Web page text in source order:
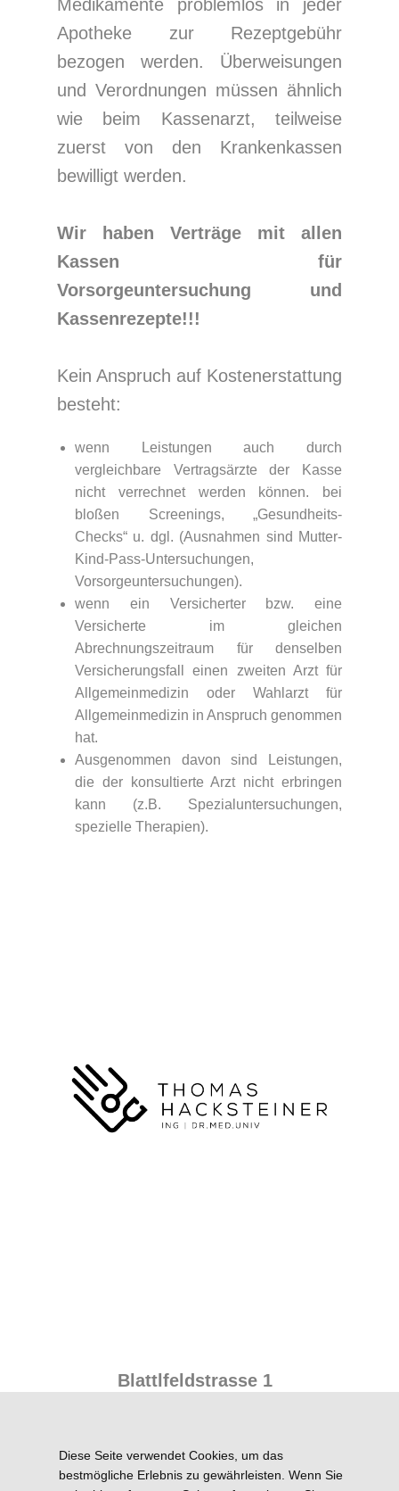
Medikamente problemlos in jeder
Apotheke zur Rezeptgebühr
bezogen werden. Überweisungen
und Verordnungen müssen ähnlich
wie beim Kassenarzt, teilweise
zuerst von den Krankenkassen
bewilligt werden.
Wir haben Verträge mit allen
Kassen für
Vorsorgeuntersuchung und
Kassenrezepte!!!
Kein Anspruch auf Kostenerstattung
besteht:
wenn Leistungen auch durch
vergleichbare Vertragsärzte der Kasse
nicht verrechnet werden können. bei
bloßen Screenings, „Gesundheits-
Checks“ u. dgl. (Ausnahmen sind Mutter-
Kind-Pass-Untersuchungen,
Vorsorgeuntersuchungen).
wenn ein Versicherter bzw. eine
Versicherte im gleichen
Abrechnungszeitraum für denselben
Versicherungsfall einen zweiten Arzt für
Allgemeinmedizin oder Wahlarzt für
Allgemeinmedizin in Anspruch genommen
hat.
Ausgenommen davon sind Leistungen,
die der konsultierte Arzt nicht erbringen
kann (z.B. Spezialuntersuchungen,
spezielle Therapien).
Blattlfeldstrasse 1
Fax.: +43(0)6582/73343-4
Diese Seite verwendet Cookies, um das
bestmögliche Erlebnis zu gewährleisten. Wenn Sie